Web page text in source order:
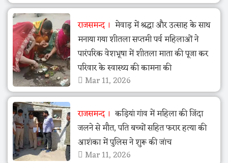
राजसमन्द
मेवाड़ में श्रद्धा और उत्साह के साथ
मनाया गया शीतला सप्तमी पर्व महिलाओं ने
पारंपरिक वेशभूषा में शीतला माता की पूजा कर
परिवार के स्वास्थ्य की कामना की
Mar 11, 2026
राजसमन्द
कड़ियां गांव में महिला की जिंदा
जलने से मौत, पति बच्चों सहित फरार हत्या की
आशंका में पुलिस ने शुरू की जांच
Mar 11, 2026